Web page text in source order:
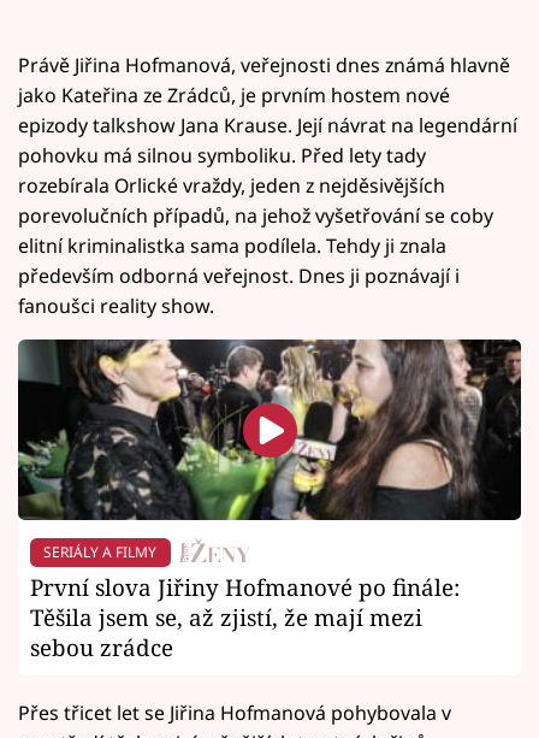
Právě Jiřina Hofmanová, veřejnosti dnes známá hlavně
jako Kateřina ze Zrádců, je prvním hostem nové
epizody talkshow Jana Krause. Její návrat na legendární
pohovku má silnou symboliku. Před lety tady
rozebírala Orlické vraždy, jeden z nejděsivějších
porevolučních případů, na jehož vyšetřování se coby
elitní kriminalistka sama podílela. Tehdy ji znala
především odborná veřejnost. Dnes ji poznávají i
fanoušci reality show.
SERIÁLY A FILMY
První slova Jiřiny Hofmanové po finále:
Těšila jsem se, až zjistí, že mají mezi
sebou zrádce
Přes třicet let se Jiřina Hofmanová pohybovala v